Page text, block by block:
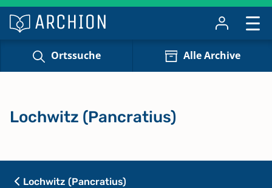
Ortssuche Alle Archive
Lochwitz (Pancratius)
Lochwitz (Pancratius)